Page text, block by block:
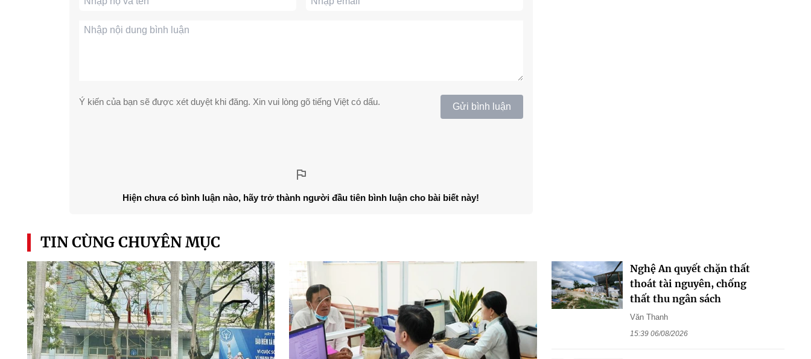
Ý kiến của bạn sẽ được xét duyệt khi đăng. Xin vui lòng gõ tiếng Việt có dấu. Gửi bình luận
Hiện chưa có bình luận nào, hãy trở thành người đầu tiên bình luận cho bài biết này!
TIN CÙNG CHUYÊN MỤC
Nghệ An quyết chặn thất
thoát tài nguyên, chống
thất thu ngân sách
Văn Thanh
15:39 06/08/2026